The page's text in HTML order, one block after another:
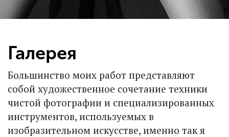
Галерея
Большинство моих работ представляют
собой художественное сочетание техники
чистой фотографии и специализированных
инструментов, используемых в
изобразительном искусстве, именно так я